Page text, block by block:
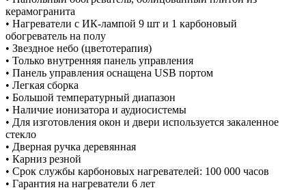
керамогранита
• Нагреватели с ИК-лампой 9 шт и 1 карбоновый
обогреватель на полу
• Звездное небо (цветотерапия)
• Только внутренняя панель управления
• Панель управления оснащена USB портом
• Легкая сборка
• Большой температурный диапазон
• Наличие ионизатора и аудиосистемы
• Для изготовления окон и двери используется закаленное
стекло
• Дверная ручка деревянная
• Карниз резной
• Срок службы карбоновых нагревателей: 100 000 часов
• Гарантия на нагреватели 6 лет